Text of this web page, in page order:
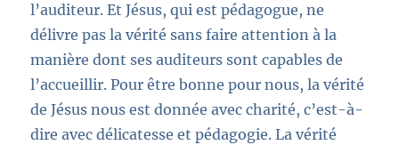
l’auditeur. Et Jésus, qui est pédagogue, ne
délivre pas la vérité sans faire attention à la
manière dont ses auditeurs sont capables de
l’accueillir. Pour être bonne pour nous, la vérité
de Jésus nous est donnée avec charité, c’est-à-
dire avec délicatesse et pédagogie. La vérité